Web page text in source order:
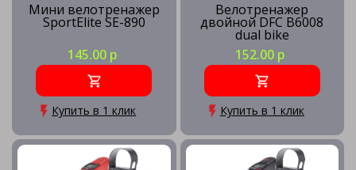
Мини велотренажер
SportElite SE-890
145.00 р
Купить в 1 клик
Велотренажер
двойной DFC B6008
dual bike
152.00 р
Купить в 1 клик